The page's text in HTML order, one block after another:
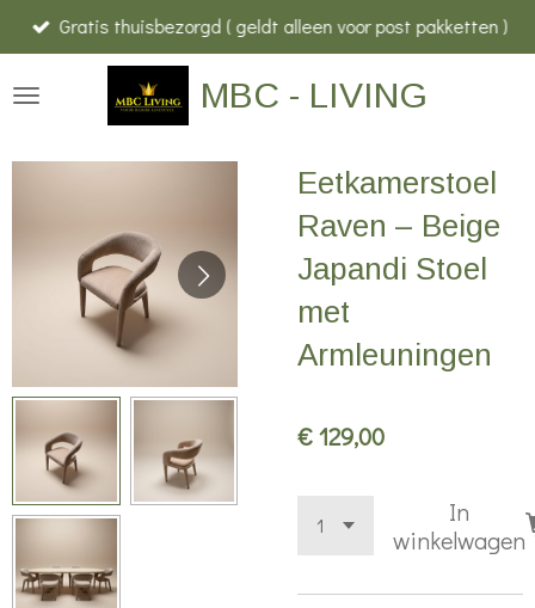
Ga
direct
naar
hoofdinhoud
MBC - LIVING
Gratis thuisbezorgd ( geldt alleen voor post pakketten )
Eetkamerstoel
Raven – Beige
Japandi Stoel
met
Armleuningen
€ 129,00
In
winkelwagen